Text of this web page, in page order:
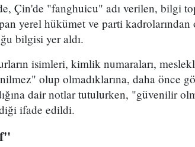
Çin'de "fanghuicu" adı verilen, bilgi
yerel hükümet ve parti
bilgisi yer aldı.
isimleri, kimlik numaraları,
olup olmadıklarına, daha önce
dair notlar tutulurken, "güvenilir
ifade edildi.